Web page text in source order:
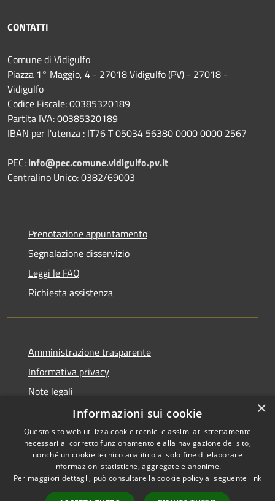
CONTATTI
Comune di Vidigulfo
Piazza 1° Maggio, 4 - 27018 Vidigulfo (PV) - 27018 -
Vidigulfo
Codice Fiscale: 00385320189
Partita IVA: 00385320189
IBAN per l'utenza : IT76 T 05034 56380 0000 0000 2567
PEC: info@pec.comune.vidigulfo.pv.it
Centralino Unico: 0382/69003
Prenotazione appuntamento
Segnalazione disservizio
Leggi le FAQ
Richiesta assistenza
Amministrazione trasparente
Informativa privacy
Note legali
Dichiarazione di accessibilità
RSS
Accessibilità
Copyright © 2026 • Comune di
×
Informazioni sui cookie
Questo sito web utilizza cookie tecnici e assimilati strettamente
necessari al corretto funzionamento e alla navigazione del sito,
nonché un cookie tecnico analitico al solo fine di elaborare
informazioni statistiche, aggregate e anonime.
Per maggiori dettagli, può consultare la cookie policy al seguente link